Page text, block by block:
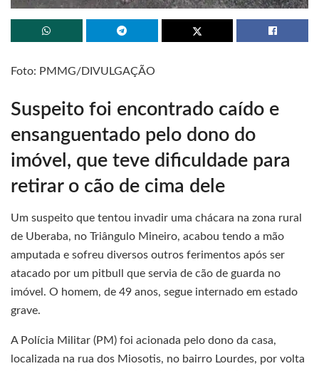
Foto: PMMG/DIVULGAÇÃO
Suspeito foi encontrado caído e
ensanguentado pelo dono do
imóvel, que teve dificuldade para
retirar o cão de cima dele
Um suspeito que tentou invadir uma chácara na zona rural
de Uberaba, no Triângulo Mineiro, acabou tendo a mão
amputada e sofreu diversos outros ferimentos após ser
atacado por um pitbull que servia de cão de guarda no
imóvel. O homem, de 49 anos, segue internado em estado
grave.
A Polícia Militar (PM) foi acionada pelo dono da casa,
localizada na rua dos Miosotis, no bairro Lourdes, por volta